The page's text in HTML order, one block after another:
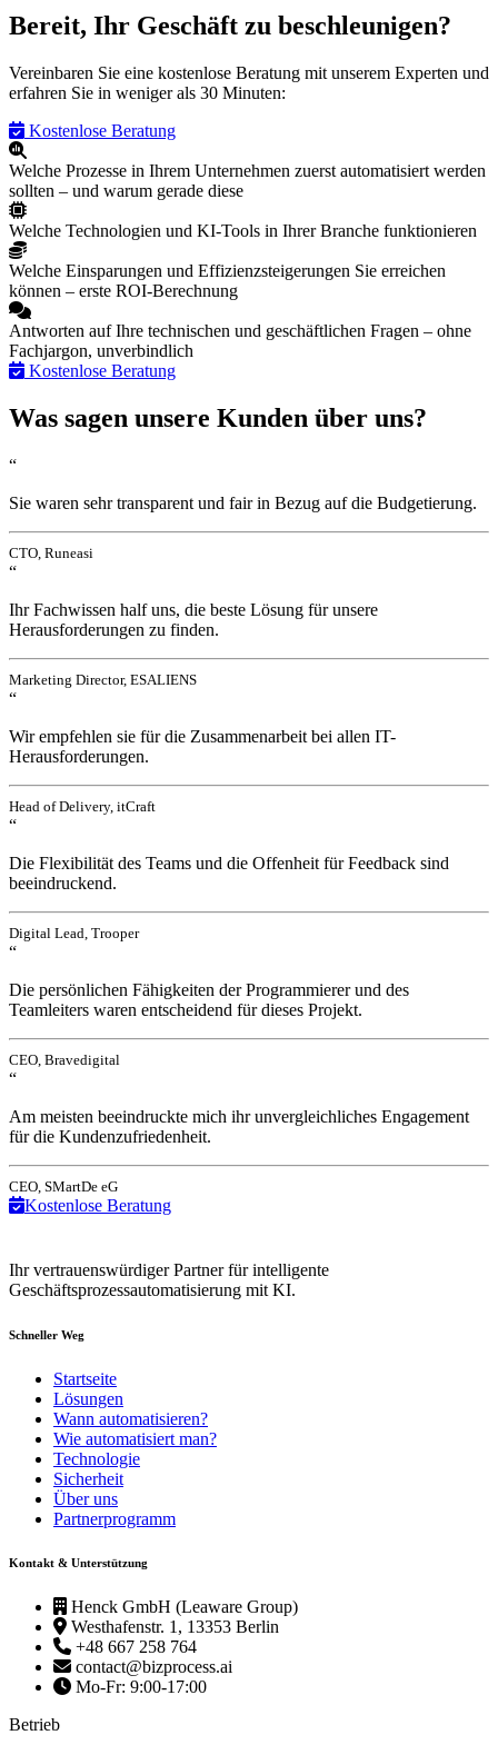
Bereit, Ihr Geschäft zu beschleunigen?
Vereinbaren Sie eine kostenlose Beratung mit unserem Experten und
erfahren Sie in weniger als 30 Minuten:
Kostenlose Beratung
Welche Prozesse in Ihrem Unternehmen zuerst automatisiert werden
sollten – und warum gerade diese
Welche Technologien und KI-Tools in Ihrer Branche funktionieren
Welche Einsparungen und Effizienzsteigerungen Sie erreichen
können – erste ROI-Berechnung
Antworten auf Ihre technischen und geschäftlichen Fragen – ohne
Fachjargon, unverbindlich
Kostenlose Beratung
Was sagen unsere Kunden über uns?
“
Sie waren sehr transparent und fair in Bezug auf die Budgetierung.
CTO, Runeasi
“
Ihr Fachwissen half uns, die beste Lösung für unsere
Herausforderungen zu finden.
Marketing Director, ESALIENS
“
Wir empfehlen sie für die Zusammenarbeit bei allen IT-
Herausforderungen.
Head of Delivery, itCraft
“
Die Flexibilität des Teams und die Offenheit für Feedback sind
beeindruckend.
Digital Lead, Trooper
“
Die persönlichen Fähigkeiten der Programmierer und des
Teamleiters waren entscheidend für dieses Projekt.
CEO, Bravedigital
“
Am meisten beeindruckte mich ihr unvergleichliches Engagement
für die Kundenzufriedenheit.
CEO, SMartDe eG
Kostenlose Beratung
Ihr vertrauenswürdiger Partner für intelligente
Geschäftsprozessautomatisierung mit KI.
Schneller Weg
Startseite
Lösungen
Wann automatisieren?
Wie automatisiert man?
Technologie
Sicherheit
Über uns
Partnerprogramm
Kontakt & Unterstützung
Henck GmbH (Leaware Group)
Westhafenstr. 1, 13353 Berlin
+48 667 258 764
contact@bizprocess.ai
Mo-Fr: 9:00-17:00
Betrieb